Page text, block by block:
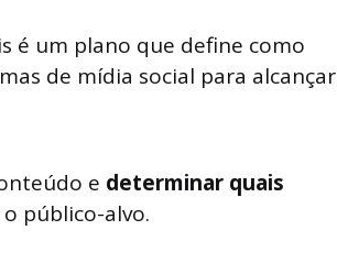
é um plano que define como
de mídia social para alcançar
e determinar quais
público-alvo.